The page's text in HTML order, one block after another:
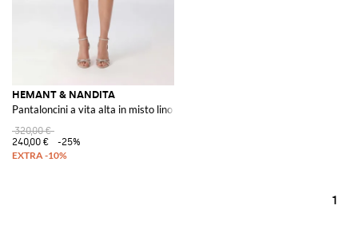
HEMANT & NANDITA
Pantaloncini a vita alta in misto lino e cotone con cintura
320,00 €
240,00 €
-25%
1